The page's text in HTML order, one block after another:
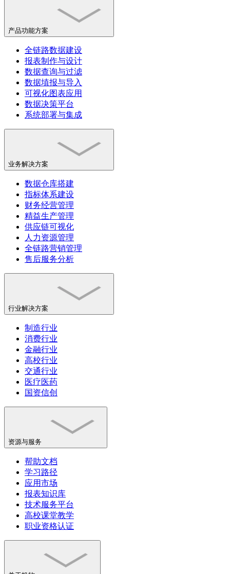
产品功能方案
全链路数据建设
报表制作与设计
数据查询与过滤
数据埴报与导入
可视化图表应用
数据决策平台
系统部署与集成
业务解决方案
数据仓库搭建
指标体系建设
财务经营管理
精益生产管理
供应链可视化
人力资源管理
全链路营销管理
售后服务分析
行业解决方案
制造行业
消费行业
金融行业
高校行业
交通行业
医疗医药
国资信创
资源与服务
帮助文档
学习路径
应用市场
报表知识库
技术服务平台
高校课堂教学
职业资格认证